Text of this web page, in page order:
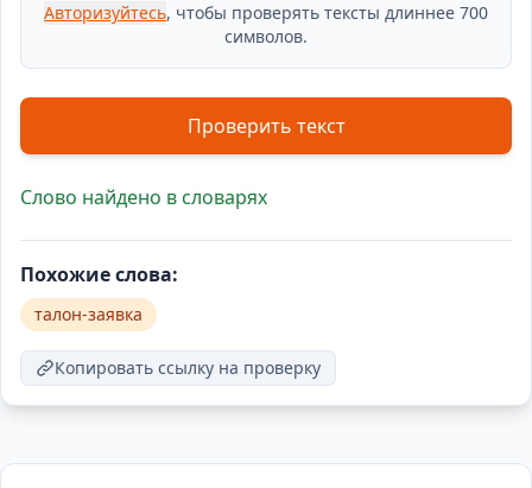
Авторизуйтесь, чтобы проверять тексты длиннее 700
символов.
Проверить текст
Слово найдено в словарях
Похожие слова:
талон-заявка
Копировать ссылку на проверку